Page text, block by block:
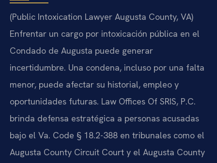
(Public Intoxication Lawyer Augusta County, VA)
Enfrentar un cargo por intoxicación pública en el
Condado de Augusta puede generar
incertidumbre. Una condena, incluso por una falta
menor, puede afectar su historial, empleo y
oportunidades futuras. Law Offices Of SRIS, P.C.
brinda defensa estratégica a personas acusadas
bajo el Va. Code § 18.2-388 en tribunales como el
Augusta County Circuit Court y el Augusta County